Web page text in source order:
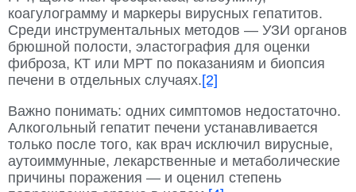
коагулограмму и маркеры вирусных гепатитов.
Среди инструментальных методов — УЗИ органов
брюшной полости, эластография для оценки
фиброза, КТ или МРТ по показаниям и биопсия
печени в отдельных случаях.[2]
Важно понимать: одних симптомов недостаточно.
Алкогольный гепатит печени устанавливается
только после того, как врач исключил вирусные,
аутоиммунные, лекарственные и метаболические
причины поражения — и оценил степень